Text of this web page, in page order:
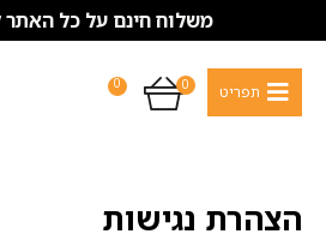
משלוח חינם על כל האתר
0
0
הצהרת נגישות